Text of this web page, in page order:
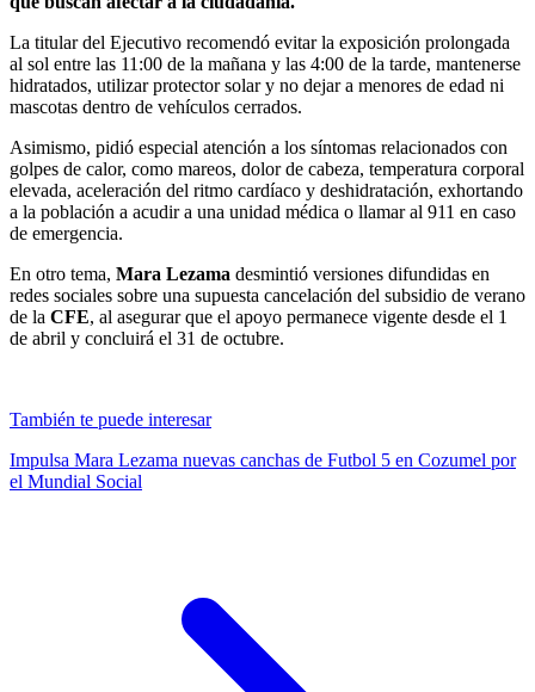
La titular del Ejecutivo recomendó evitar la exposición prolongada
al sol entre las 11:00 de la mañana y las 4:00 de la tarde, mantenerse
hidratados, utilizar protector solar y no dejar a menores de edad ni
mascotas dentro de vehículos cerrados.
Asimismo, pidió especial atención a los síntomas relacionados con
golpes de calor, como mareos, dolor de cabeza, temperatura corporal
elevada, aceleración del ritmo cardíaco y deshidratación, exhortando
a la población a acudir a una unidad médica o llamar al 911 en caso
de emergencia.
En otro tema, Mara Lezama desmintió versiones difundidas en
redes sociales sobre una supuesta cancelación del subsidio de verano
de la CFE, al asegurar que el apoyo permanece vigente desde el 1
de abril y concluirá el 31 de octubre.
También te puede interesar
Impulsa Mara Lezama nuevas canchas de Futbol 5 en Cozumel por
el Mundial Social